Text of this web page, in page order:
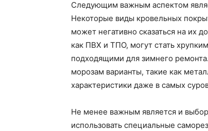
Следующим важным аспектом
Некоторые виды кровельных
может негативно сказаться на их
как ПВХ и ТПО, могут стать
подходящими для зимнего
морозам варианты, такие как
характеристики даже в самых
Не менее важным является и
использовать специальные